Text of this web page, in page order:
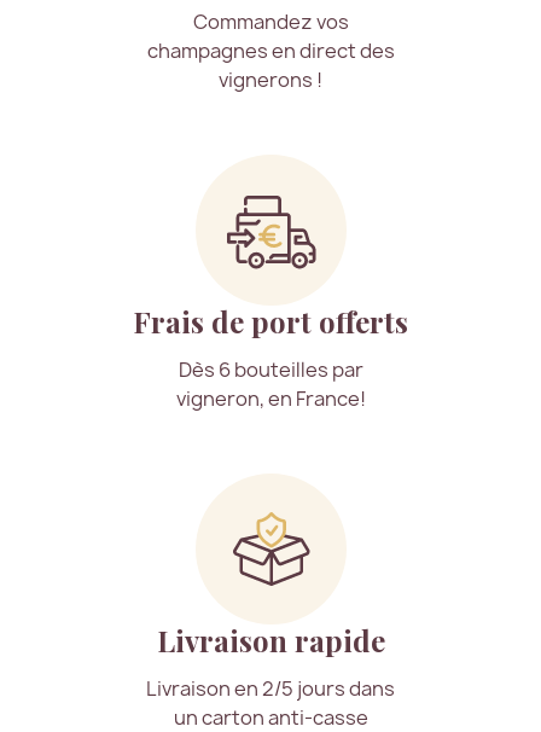
Commandez vos
champagnes en direct des
vignerons !
Frais de port offerts
Dès 6 bouteilles par
vigneron, en France!
Livraison rapide
Livraison en 2/5 jours dans
un carton anti-casse